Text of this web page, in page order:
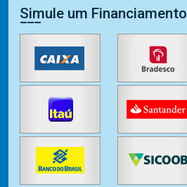
Simule um Financiamento